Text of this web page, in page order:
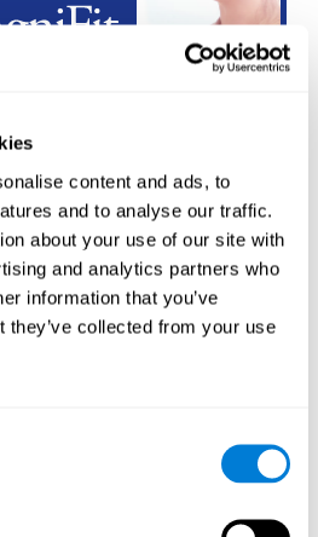
content and ads, to
and to analyse our traffic.
about your use of our site with
and analytics partners who
information that you’ve
they’ve collected from your use